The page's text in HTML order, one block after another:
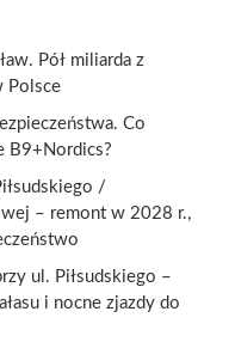
Pół miliarda z
Polsce
Co
B9+Nordics?
/
– remont w 2028 r.,
ul. Piłsudskiego –
i nocne zjazdy do